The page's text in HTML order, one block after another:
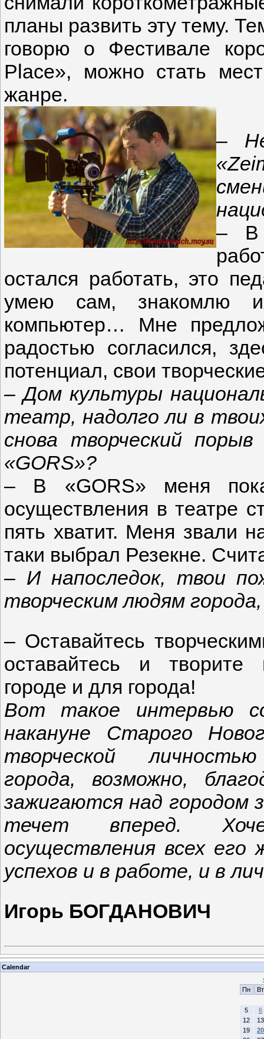
планы развить эту тему.
говорю о Фестивале
Place», можно стать
жанре.
–
«
– В
остался работать, это
умею сам, знакомлю
компьютер… Мне
радостью согласился,
потенциал, свои
–Дом культуры
театр, надолго ли в
снова творческий
«GORS»?
– В «GORS» меня
осуществления в театре
пять хватит. Меня звали
таки выбрал Резекне.
– И напоследок, твои
творческим людям
– Оставайтесь
оставайтесь и
городе и для города!
Вот такое интервью
накануне Старого
творческой
города, возможно,
зажигаются над городом
течет вперед.
осуществления всех его
успехов и в работе, и в
Игорь БОГДАНОВИЧ
Calendar
Пн
Вт
5
6
12
13
19
20